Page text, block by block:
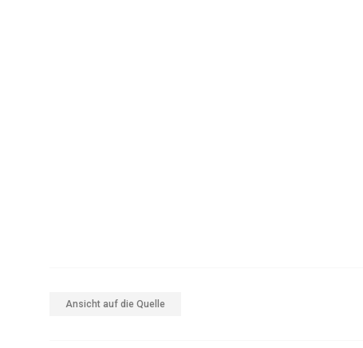
Ansicht auf die Quelle